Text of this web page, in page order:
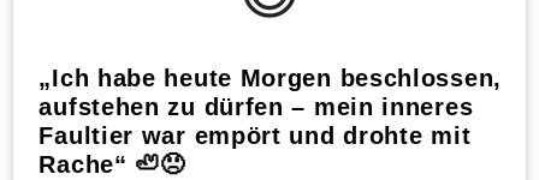
„Ich habe heute Morgen beschlossen,
aufstehen zu dürfen – mein inneres
Faultier war empört und drohte mit
Rache“ 🦥😠